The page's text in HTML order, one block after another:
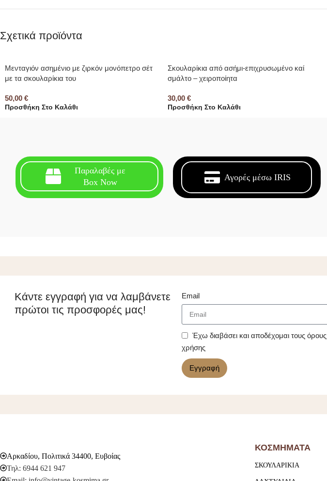
Σχετικά προϊόντα
Μενταγιόν ασημένιο με ζιρκόν μονόπετρο σέτ
με τα σκουλαρίκια του
50,00 €
Προσθήκη Στο Καλάθι
Σκουλαρίκια από ασήμι-επιχρυσωμένο καί
σμάλτο – χειροποίητα
30,00 €
Προσθήκη Στο Καλάθι
Παραλαβές με
Box Now
Αγορές μέσω IRIS
Κάντε εγγραφή για να λαμβάνετε
πρώτοι τις προσφορές μας!
Email
Έχω διαβάσει και αποδέχομαι τους όρους
χρήσης
Εγγραφή
Αρκαδίου, Πολιτικά 34400, Ευβοίας
Τηλ: 6944 621 947
ΚΟΣΜΗΜΑΤΑ
ΣΚΟΥΛΑΡΙΚΙΑ